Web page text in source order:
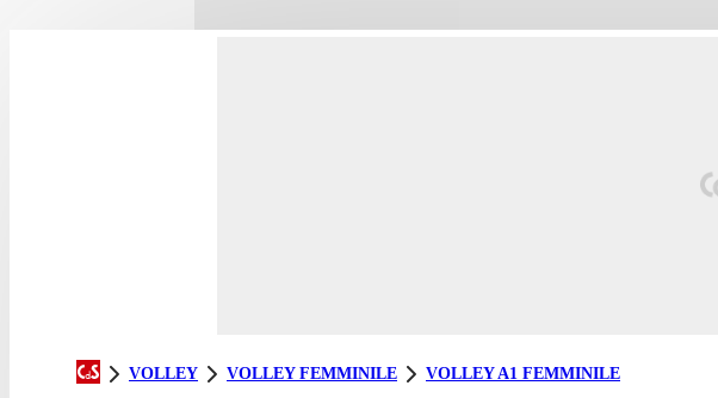
VOLLEY VOLLEY FEMMINILE VOLLEY A1 FEMMINILE